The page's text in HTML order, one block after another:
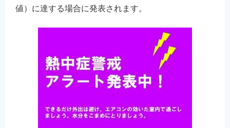
値）に達する場合に発表されます。